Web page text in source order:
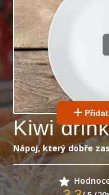
Kiwi drink
Nápoj, který dobře